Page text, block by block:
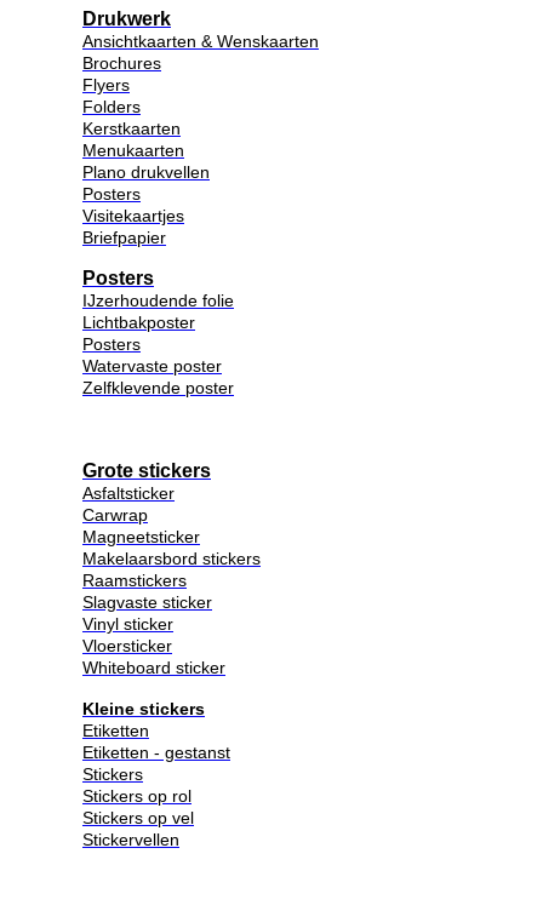
Drukwerk
Ansichtkaarten & Wenskaarten
Brochures
Flyers
Folders
Kerstkaarten
Menukaarten
Plano drukvellen
Posters
Visitekaartjes
Briefpapier
Posters
IJzerhoudende folie
Lichtbakposter
Posters
Watervaste poster
Zelfklevende poster
Grote stickers
Asfaltsticker
Carwrap
Magneetsticker
Makelaarsbord stickers
Raamstickers
Slagvaste sticker
Vinyl sticker
Vloersticker
Whiteboard sticker
Kleine stickers
Etiketten
Etiketten - gestanst
Stickers
Stickers op rol
Stickers op vel
Stickervellen